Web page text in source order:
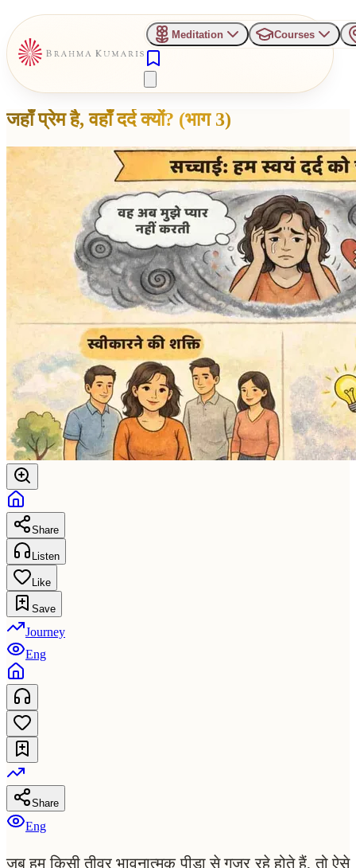
Meditation Courses
जहाँ प्रेम है, वहाँ दर्द क्यों? (भाग 3)
Share
Listen
Like
Save
Journey
Eng
Share
Eng
जब हम किसी तीव्र भावनात्मक पीड़ा से गुज़र रहे होते हैं, तो ऐसे